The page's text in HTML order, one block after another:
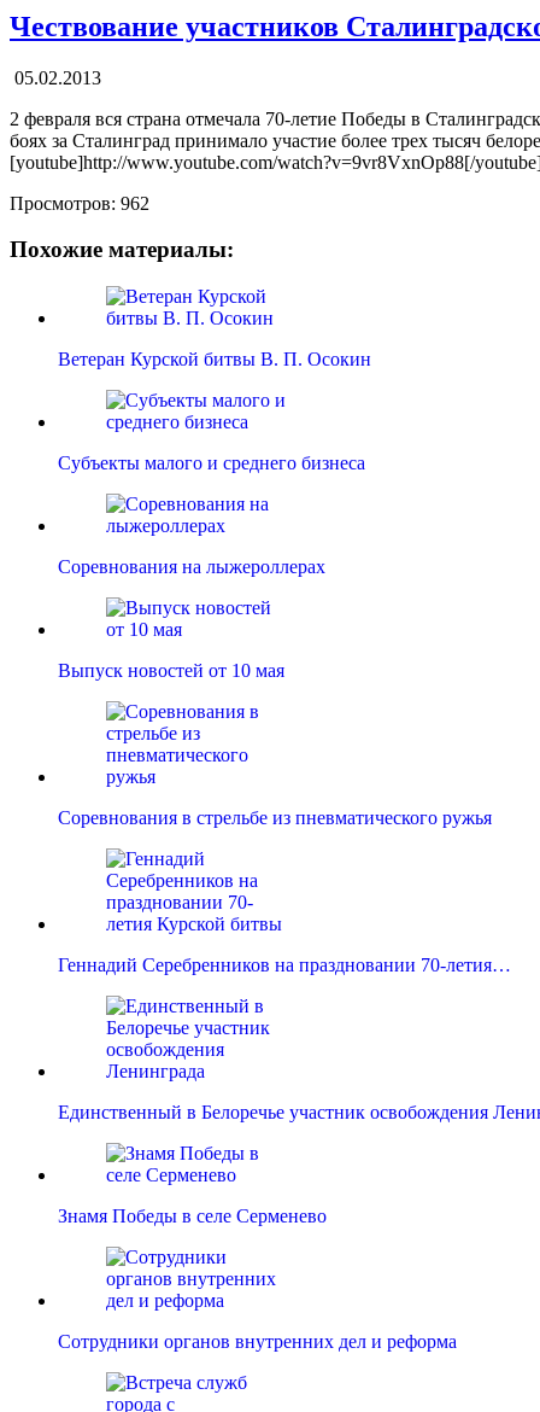
Чествование участников
05.02.2013
2 февраля вся страна отмечала 70-летие Победы в
боях за Сталинград принимало участие более трех тысяч
[youtube]http://www.youtube.com/watch?v=9vr8VxnOp88[/
Просмотров: 962
Похожие материалы:
Ветеран Курской битвы В. П. Осокин
Субъекты малого и среднего бизнеса
Соревнования на лыжероллерах
Выпуск новостей от 10 мая
Соревнования в стрельбе из пневматического ружья
Геннадий Серебренников на праздновании 70-летия…
Единственный в Белоречье участник освобождения
Знамя Победы в селе Серменево
Сотрудники органов внутренних дел и реформа